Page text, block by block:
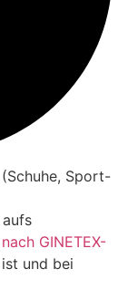
Sport-
GINETEX-
und bei